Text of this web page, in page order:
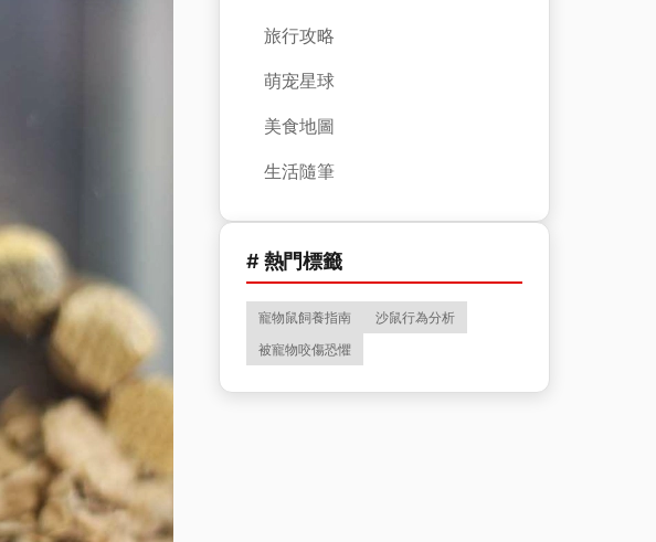
旅行攻略
萌宠星球
美食地圖
生活隨筆
# 熱門標籤
寵物鼠飼養指南
沙鼠行為分析
被寵物咬傷恐懼